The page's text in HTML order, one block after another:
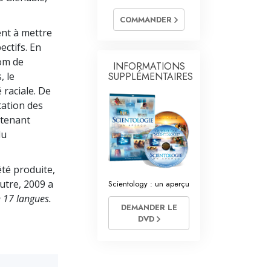
L’échelle des tons émotionnels
Réponses aux drogues
Des outils pour le monde du travail
L’éthique et les conditions
La raison de l’oppression
Les investigations
Les fondements des relations publiques
à mettre
En
de
le
De
des
produite,
2009 a
langues.
COMMANDER
INFORMATIONS
SUPPLÉMENTAIRES
Scientology : un aperçu
DEMANDER LE
DVD